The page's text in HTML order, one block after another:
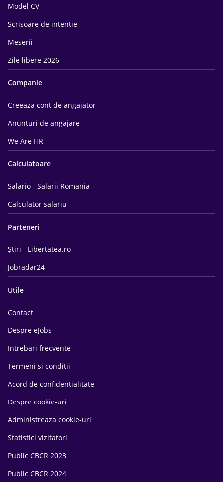
Model CV
Scrisoare de intentie
Meserii
Zile libere 2026
Companie
Creeaza cont de angajator
Anunturi de angajare
We Are HR
Calculatoare
Salario - Salarii Romania
Calculator salariu
Parteneri
Știri - Libertatea.ro
Jobradar24
Utile
Contact
Despre eJobs
Intrebari frecvente
Termeni si conditii
Acord de confidentialitate
Despre cookie-uri
Administreaza cookie-uri
Statistici vizitatori
Public CBCR 2023
Public CBCR 2024